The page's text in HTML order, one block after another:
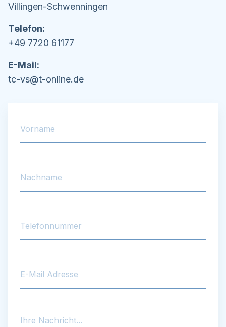
Villingen-Schwenningen
Telefon:
+49 7720 61177
E-Mail:
tc-vs@t-online.de